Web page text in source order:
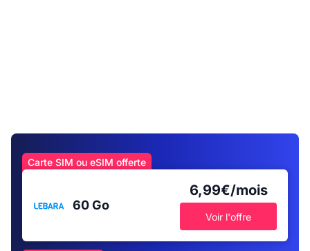
Carte SIM ou eSIM offerte
60 Go
6,99€/mois
Voir l'offre